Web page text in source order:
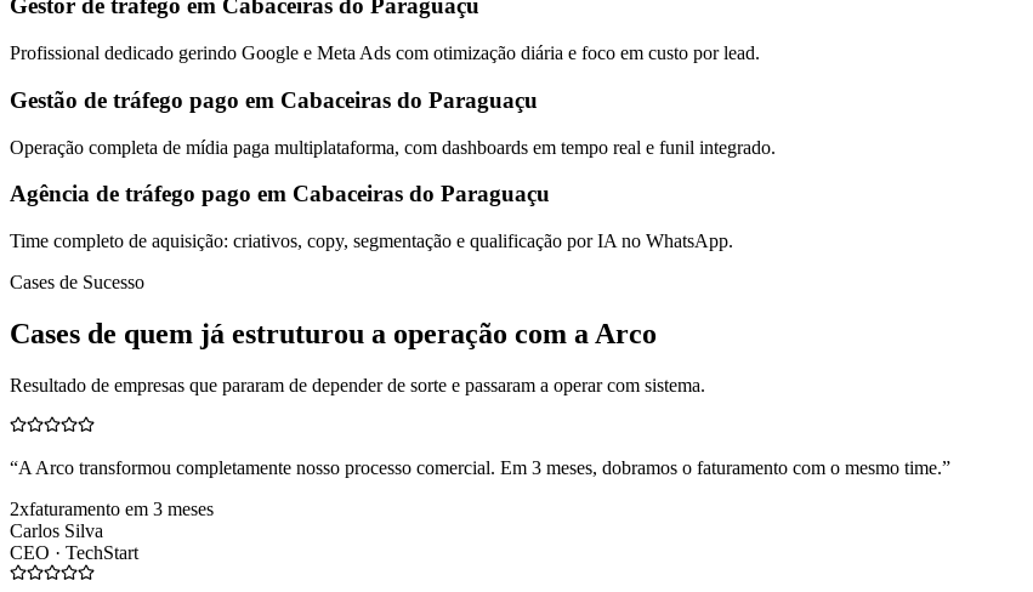
Gestor de tráfego em Cabaceiras do Paraguaçu
Profissional dedicado gerindo Google e Meta Ads com otimização diária e foco em custo por lead.
Gestão de tráfego pago em Cabaceiras do Paraguaçu
Operação completa de mídia paga multiplataforma, com dashboards em tempo real e funil integrado.
Agência de tráfego pago em Cabaceiras do Paraguaçu
Time completo de aquisição: criativos, copy, segmentação e qualificação por IA no WhatsApp.
Cases de Sucesso
Cases de quem já estruturou a operação com a Arco
Resultado de empresas que pararam de depender de sorte e passaram a operar com sistema.
“A Arco transformou completamente nosso processo comercial. Em 3 meses, dobramos o faturamento com o mesmo time.”
2xfaturamento em 3 meses
Carlos Silva
CEO · TechStart